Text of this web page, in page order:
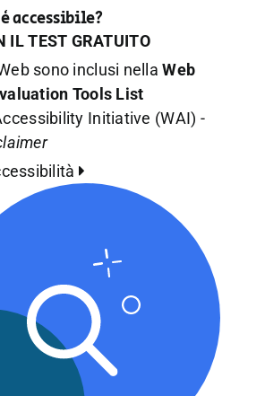
accessibile?
IL TEST GRATUITO
sono inclusi nellaWeb
Tools List
Initiative (WAI) -